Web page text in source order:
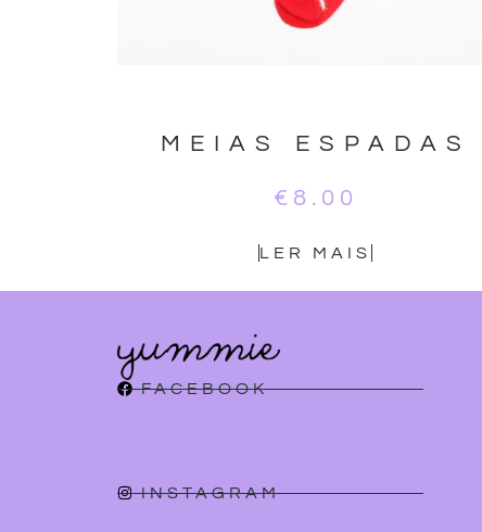
MEIAS ESPADAS
€ 8.00
LER MAIS
FACEBOOK
INSTAGRAM